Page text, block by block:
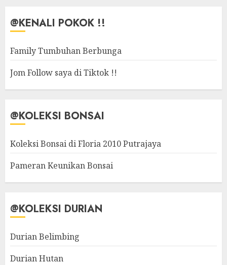
@KENALI POKOK !!
Family Tumbuhan Berbunga
Jom Follow saya di Tiktok !!
@KOLEKSI BONSAI
Koleksi Bonsai di Floria 2010 Putrajaya
Pameran Keunikan Bonsai
@KOLEKSI DURIAN
Durian Belimbing
Durian Hutan